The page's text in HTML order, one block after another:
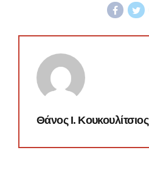
Θάνος Ι. Κουκουλίτσιος